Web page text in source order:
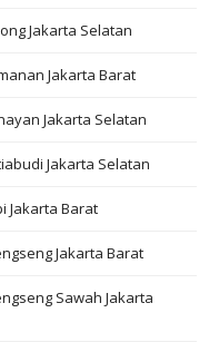
Jakarta Selatan
Jakarta Barat
Jakarta Selatan
Jakarta Selatan
Jakarta Barat
Jakarta Barat
Sawah Jakarta